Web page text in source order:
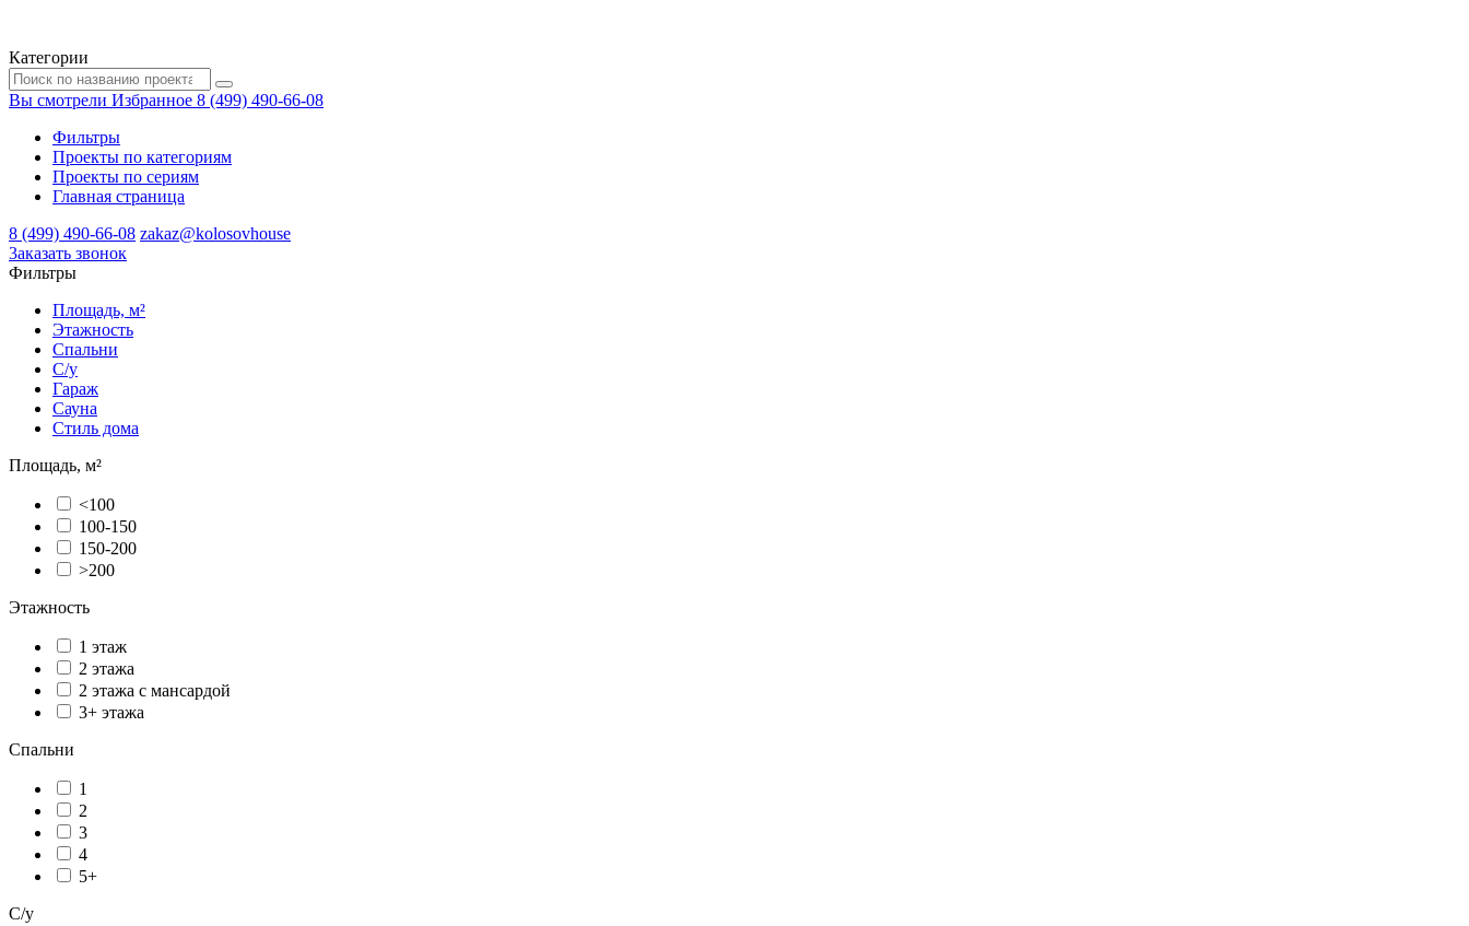
Категории
Вы смотрели Избранное 8 (499) 490-66-08
Фильтры
Проекты по категориям
Проекты по сериям
Главная страница
8 (499) 490-66-08 zakaz@kolosovhouse
3аказать звонок
Фильтры
Площадь, м²
Этажность
Спальни
С/у
Гараж
Сауна
Стиль дома
Площадь, м²
<100
100-150
150-200
>200
Этажность
1 этаж
2 этажа
2 этажа с мансардой
3+ этажа
Спальни
1
2
3
4
5+
С/у